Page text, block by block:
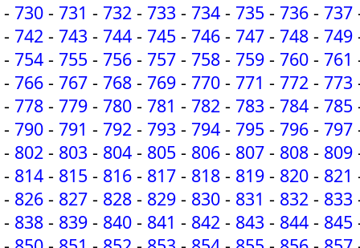
- 730 - 731 - 732 - 733 - 734 - 735 - 736 - 737
- 742 - 743 - 744 - 745 - 746 - 747 - 748 - 749
- 754 - 755 - 756 - 757 - 758 - 759 - 760 - 761
- 766 - 767 - 768 - 769 - 770 - 771 - 772 - 773
- 778 - 779 - 780 - 781 - 782 - 783 - 784 - 785
- 790 - 791 - 792 - 793 - 794 - 795 - 796 - 797
- 802 - 803 - 804 - 805 - 806 - 807 - 808 - 809
- 814 - 815 - 816 - 817 - 818 - 819 - 820 - 821
- 826 - 827 - 828 - 829 - 830 - 831 - 832 - 833
- 838 - 839 - 840 - 841 - 842 - 843 - 844 - 845